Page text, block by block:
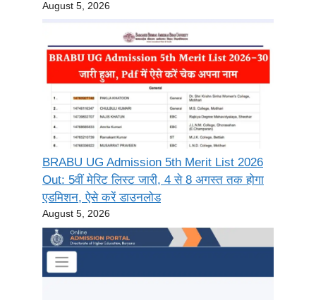
August 5, 2026
BRABU UG Admission 5th Merit List 2026
Out: 5वीं मेरिट लिस्ट जारी, 4 से 8 अगस्त तक होगा
एडमिशन, ऐसे करें डाउनलोड
August 5, 2026